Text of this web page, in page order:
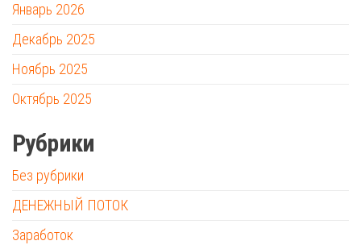
Январь 2026
Декабрь 2025
Ноябрь 2025
Октябрь 2025
Рубрики
Без рубрики
ДЕНЕЖНЫЙ ПОТОК
Заработок